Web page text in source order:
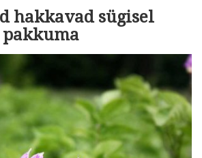
hakkavad sügisel